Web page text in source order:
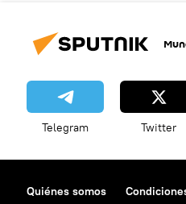
Telegram Twitter
Quiénes somos